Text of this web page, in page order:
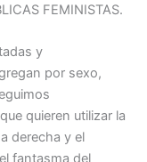
FEMINISTAS.
y
por sexo,
quieren utilizar la
derecha y el
fantasma del